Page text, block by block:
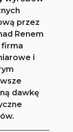
przez
Renem
firma
i
dawkę